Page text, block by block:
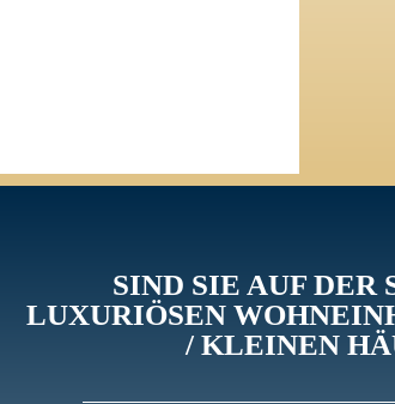
SIND SIE AUF DER
LUXURIÖSEN
/ KLEINEN